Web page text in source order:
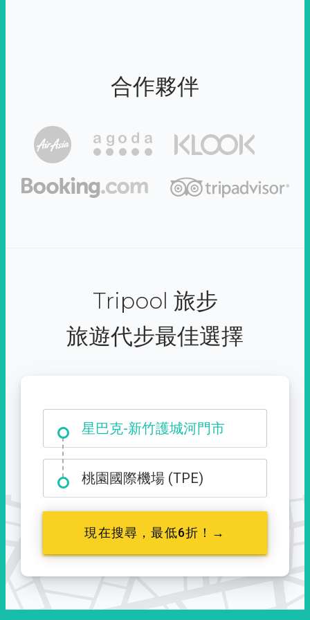
合作夥伴
Tripool 旅步
旅遊代步最佳選擇
星巴克-新竹護城河門市
大霸尖山登山口
桃園國際機場 (TPE)
現在搜尋，最低6折！→